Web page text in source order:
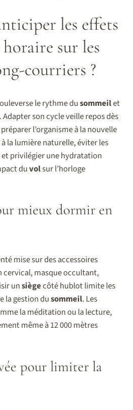
les effets
sur les
courriers ?
le rythme dusommeilet
. Adapter son cycle veille repos dès
l’organisme à la nouvelle
à la lumière naturelle, éviter les
privilégier une hydratation
duvolsur l’horloge
mieux dormir en
mise sur des accessoires
cervical, masque occultant,
unsiègecôté hublot limite les
la gestion dusommeil. Les
la méditation ou la lecture,
même à 12 000 mètres
pour limiter la